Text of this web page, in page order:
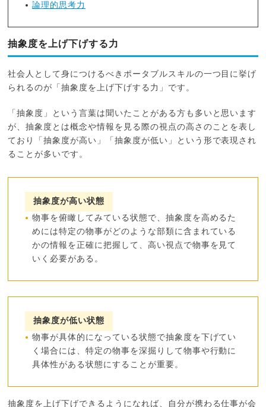
論理的思考力
抽象度を上げ下げする力
社会人として身につけるべきポータブルスキルの一つ目に挙げ
られるのが「抽象度を上げ下げする力」です。
「抽象度」という言葉は聞いたことがある方も多いと思います
が、抽象度とは概念や情報を見る際の視点の高さのことを表し
ており「抽象度が高い」「抽象度が低い」という形で表現され
ることが多いです。
抽象度が高い状態
物事を俯瞰してみている状態で、抽象度を高めるた
めには特定の物事がどのような部類に含まれている
かの情報を正確に把握して、高い視点で物事を見て
いく必要がある。
抽象度が低い状態
物事が具体的になっている状態で抽象度を下げてい
く場合には、特定の物事を深掘りして物事や行動に
具体性がある状態にすることが重要。
抽象度を上げ下げできるようになれば、自分が携わる仕事が会